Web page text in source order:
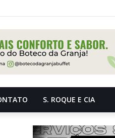
S. ROQUE E CIA